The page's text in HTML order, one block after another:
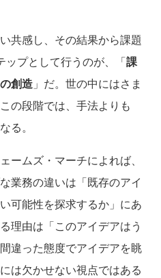
共感し、その結果から課題
ップとして行うのが、「課
創造 」だ。世の中にはさま
の段階では、手法よりも
る。
ムズ・マーチによれば、
業務の違いは「既存のアイ
可能性を探求するか」にあ
理由は「このアイデアはう
違った態度でアイデアを眺
は欠かせない視点ではある